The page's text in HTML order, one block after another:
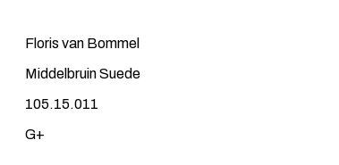
Floris van Bommel
Middelbruin Suede
105.15.011
G+